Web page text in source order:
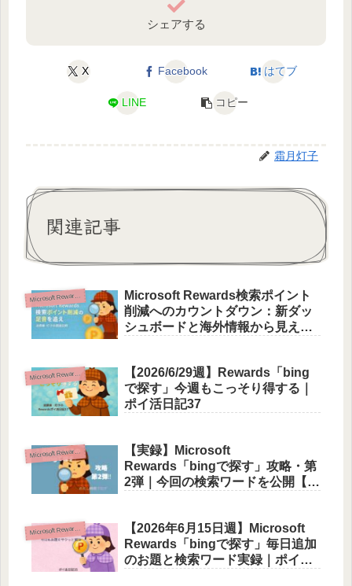
シェアする
X Facebook はてブ
LINE コピー
霜月灯子
関連記事
M icrosoft Rewards活用術
Microsoft Rewards検索ポイント
削減へのカウントダウン：新ダッ
シュボードと海外情報から見える
M icrosoft Rewards活用術
【2026/6/29週】Rewards「bing
で探す」今週もこっそり得する｜
ポイ活日記37
M icrosoft Rewards活用術
【実録】Microsoft
Rewards「bingで探す」攻略・第
2弾｜今回の検索ワードを公開【ポ
M icrosoft Rewards活用術
【2026年6月15日週】Microsoft
Rewards「bingで探す」毎日追加
のお題と検索ワード実録｜ポイ活